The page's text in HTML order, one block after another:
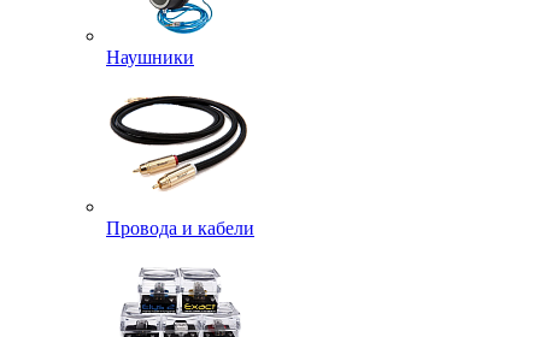
Наушники
Провода и кабели